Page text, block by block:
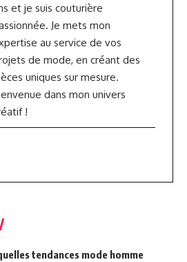
et je suis couturière
Je mets mon
au service de vos
de mode, en créant des
uniques sur mesure.
dans mon univers
!
tendances mode homme